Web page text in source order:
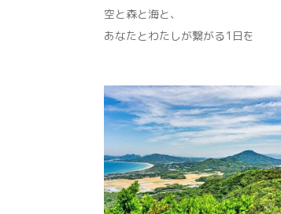
空と森と海と、
あなたとわたしが繋がる1日を